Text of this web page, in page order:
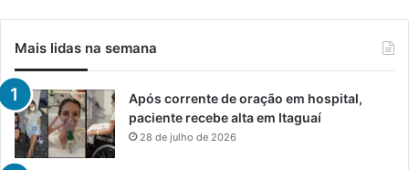
Mais lidas na semana
Após corrente de oração em hospital,
paciente recebe alta em Itaguaí
28 de julho de 2026